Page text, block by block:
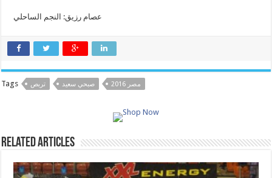
عصام رزيق: النجم الساحلي
Tags تربص صبحي سعيد مصر 2016
Related Articles